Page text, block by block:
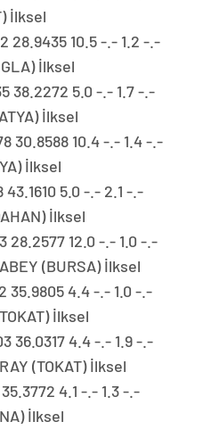
İlksel
28.9435 10.5 -.- 1.2 -.-
İlksel
38.2272 5.0 -.- 1.7 -.-
İlksel
30.8588 10.4 -.- 1.4 -.-
İlksel
43.1610 5.0 -.- 2.1 -.-
İlksel
28.2577 12.0 -.- 1.0 -.-
(BURSA) İlksel
35.9805 4.4 -.- 1.0 -.-
İlksel
36.0317 4.4 -.- 1.9 -.-
(TOKAT) İlksel
4.1 -.- 1.3 -.-
İlksel